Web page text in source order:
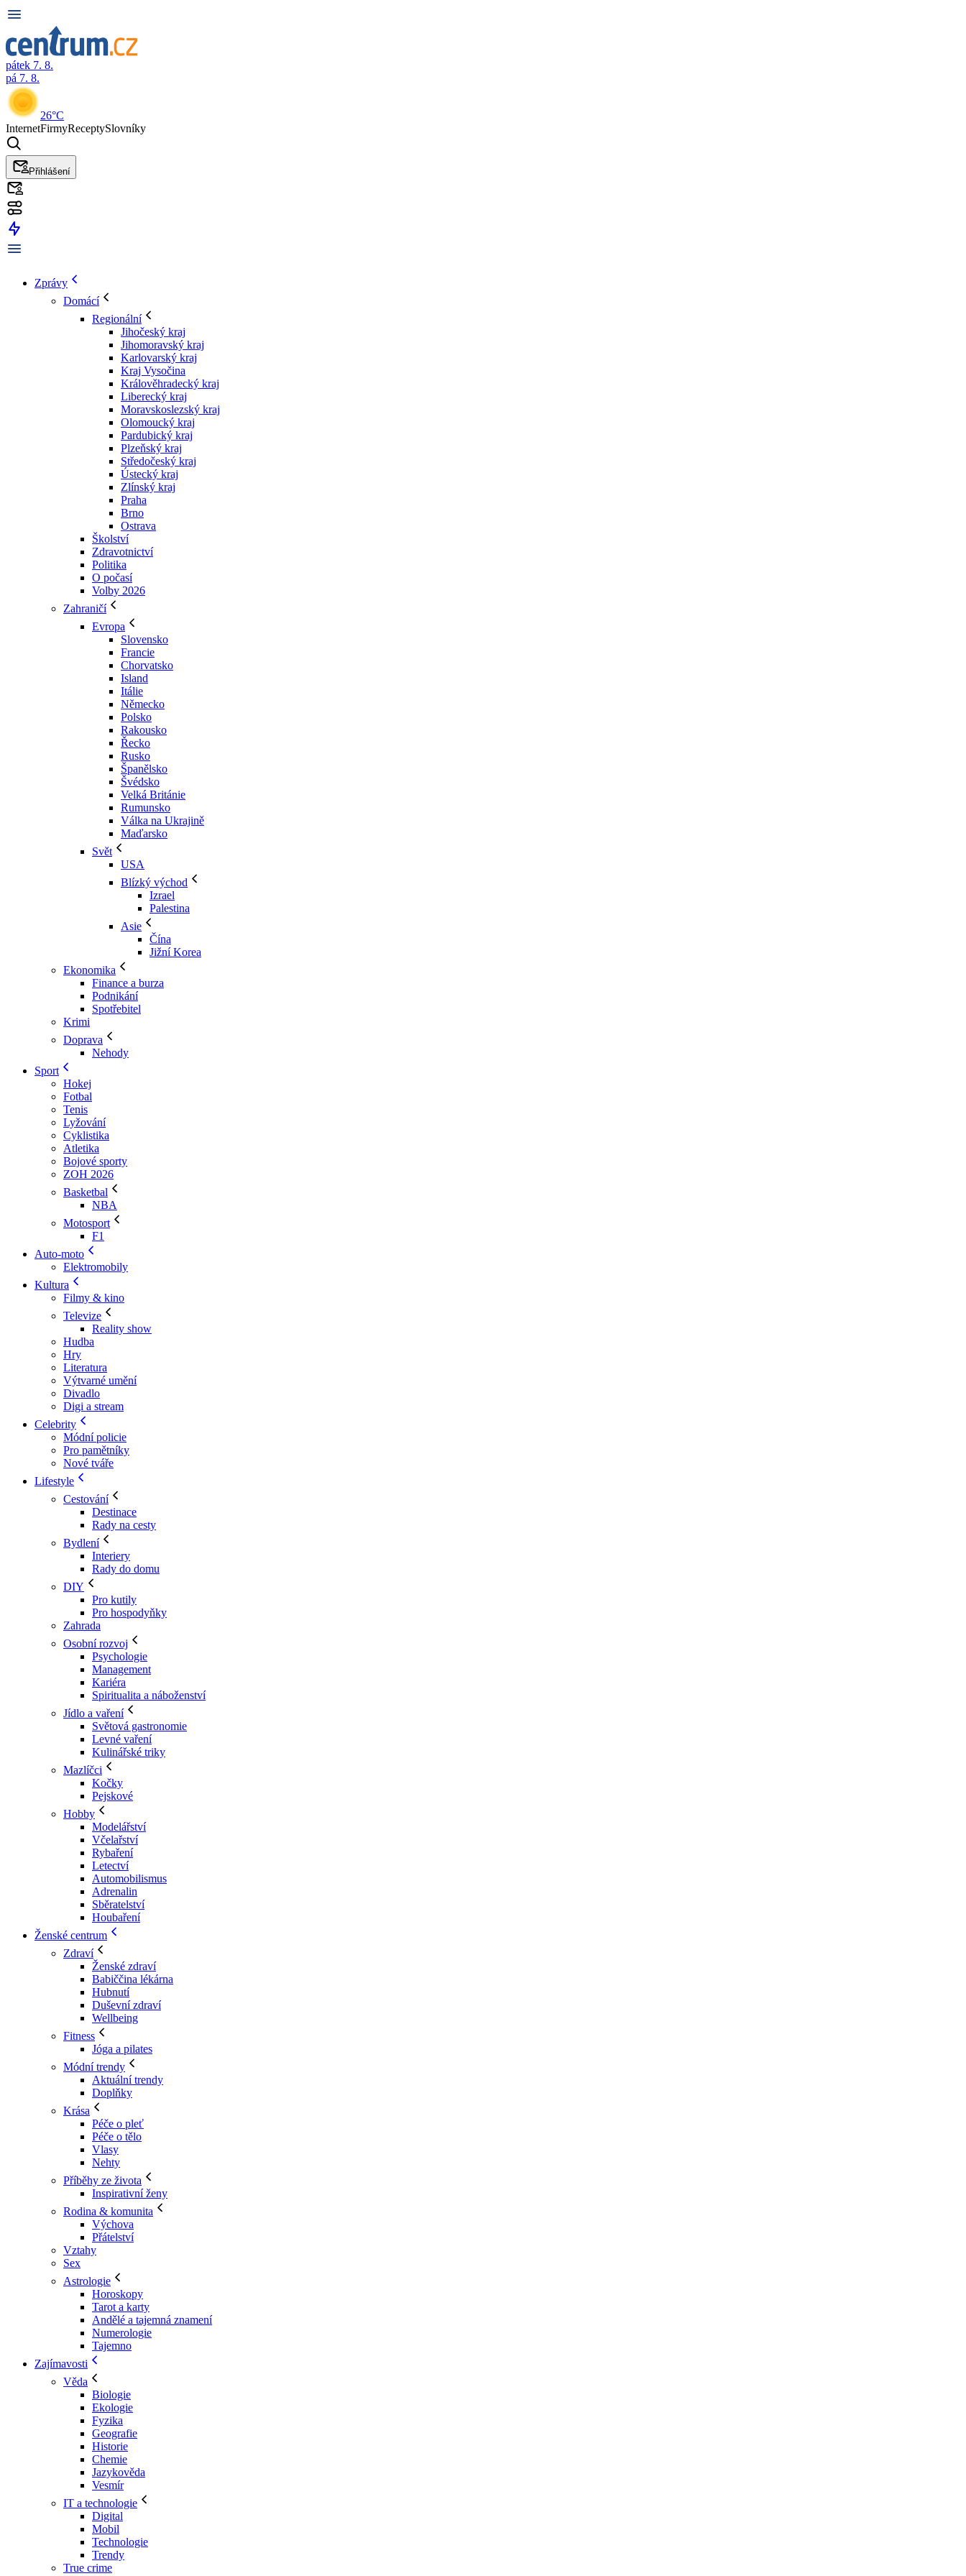
pátek 7. 8.
pá 7. 8.
26°C
InternetFirmyReceptySlovníky
Přihlášení
Zprávy
Domácí
Regionální
Jihočeský kraj
Jihomoravský kraj
Karlovarský kraj
Kraj Vysočina
Králověhradecký kraj
Liberecký kraj
Moravskoslezský kraj
Olomoucký kraj
Pardubický kraj
Plzeňský kraj
Středočeský kraj
Ústecký kraj
Zlínský kraj
Praha
Brno
Ostrava
Školství
Zdravotnictví
Politika
O počasí
Volby 2026
Zahraničí
Evropa
Slovensko
Francie
Chorvatsko
Island
Itálie
Německo
Polsko
Rakousko
Řecko
Rusko
Španělsko
Švédsko
Velká Británie
Rumunsko
Válka na Ukrajině
Maďarsko
Svět
USA
Blízký východ
Izrael
Palestina
Asie
Čína
Jižní Korea
Ekonomika
Finance a burza
Podnikání
Spotřebitel
Krimi
Doprava
Nehody
Sport
Hokej
Fotbal
Tenis
Lyžování
Cyklistika
Atletika
Bojové sporty
ZOH 2026
Basketbal
NBA
Motosport
F1
Auto-moto
Elektromobily
Kultura
Filmy & kino
Televize
Reality show
Hudba
Hry
Literatura
Výtvarné umění
Divadlo
Digi a stream
Celebrity
Módní policie
Pro pamětníky
Nové tváře
Lifestyle
Cestování
Destinace
Rady na cesty
Bydlení
Interiery
Rady do domu
DIY
Pro kutily
Pro hospodyňky
Zahrada
Osobní rozvoj
Psychologie
Management
Kariéra
Spiritualita a náboženství
Jídlo a vaření
Světová gastronomie
Levné vaření
Kulinářské triky
Mazlíčci
Kočky
Pejskové
Hobby
Modelářství
Včelařství
Rybaření
Letectví
Automobilismus
Adrenalin
Sběratelství
Houbaření
Ženské centrum
Zdraví
Ženské zdraví
Babiččina lékárna
Hubnutí
Duševní zdraví
Wellbeing
Fitness
Jóga a pilates
Módní trendy
Aktuální trendy
Doplňky
Krása
Péče o pleť
Péče o tělo
Vlasy
Nehty
Příběhy ze života
Inspirativní ženy
Rodina & komunita
Výchova
Přátelství
Vztahy
Sex
Astrologie
Horoskopy
Tarot a karty
Andělé a tajemná znamení
Numerologie
Tajemno
Zajímavosti
Věda
Biologie
Ekologie
Fyzika
Geografie
Historie
Chemie
Jazykověda
Vesmír
IT a technologie
Digital
Mobil
Technologie
Trendy
True crime